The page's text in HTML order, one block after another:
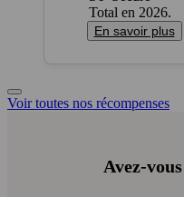
En savoir plus
Voir toutes nos récompenses
Avez-